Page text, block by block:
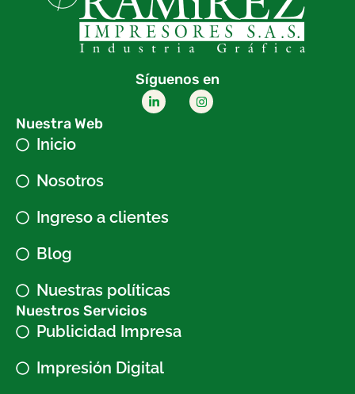
Síguenos en
Nuestra Web
Inicio
Nosotros
Ingreso a clientes
Blog
Nuestras políticas
Nuestros Servicios
Publicidad Impresa
Impresión Digital